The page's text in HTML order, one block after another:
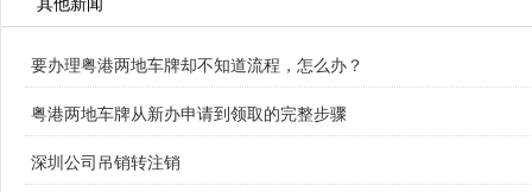
要办理粤港两地车牌却不知道流程，怎么办？
粤港两地车牌从新办申请到领取的完整步骤
深圳公司吊销转注销